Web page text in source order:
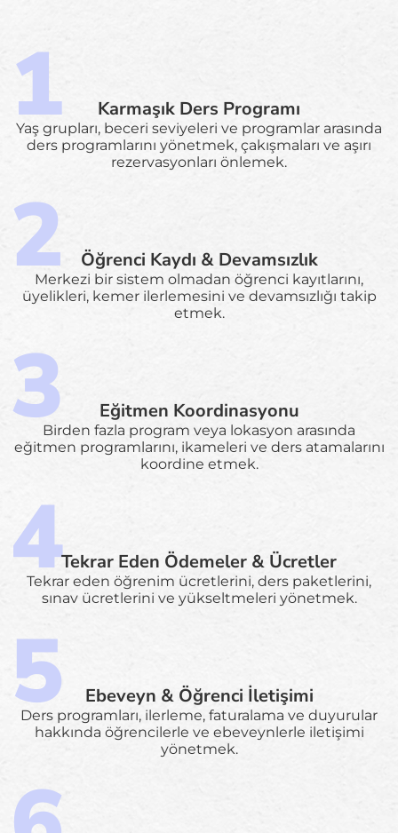
Karmaşık Ders Programı
Yaş grupları, beceri seviyeleri ve programlar arasında
ders programlarını yönetmek, çakışmaları ve aşırı
rezervasyonları önlemek.
Öğrenci Kaydı & Devamsızlık
Merkezi bir sistem olmadan öğrenci kayıtlarını,
üyelikleri, kemer ilerlemesini ve devamsızlığı takip
etmek.
Eğitmen Koordinasyonu
Birden fazla program veya lokasyon arasında
eğitmen programlarını, ikameleri ve ders atamalarını
koordine etmek.
Tekrar Eden Ödemeler & Ücretler
Tekrar eden öğrenim ücretlerini, ders paketlerini,
sınav ücretlerini ve yükseltmeleri yönetmek.
Ebeveyn & Öğrenci İletişimi
Ders programları, ilerleme, faturalama ve duyurular
hakkında öğrencilerle ve ebeveynlerle iletişimi
yönetmek.